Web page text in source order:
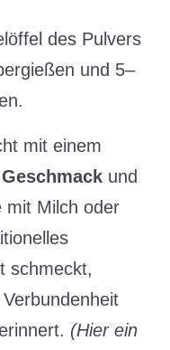
des Pulvers
und 5–
mit einem
und
mit Milch oder
schmeckt,
(Hier ein